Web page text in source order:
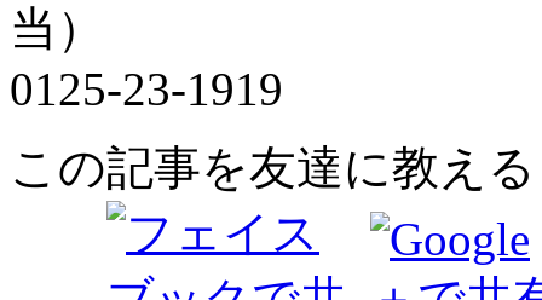
当）
0125-23-1919
この記事を友達に教える